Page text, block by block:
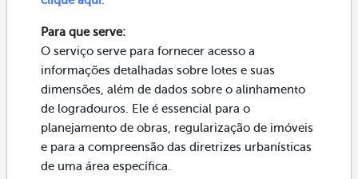
Para que serve:
O serviço serve para fornecer acesso a
informações detalhadas sobre lotes e suas
dimensões, além de dados sobre o alinhamento
de logradouros. Ele é essencial para o
planejamento de obras, regularização de imóveis
e para a compreensão das diretrizes urbanísticas
de uma área específica.